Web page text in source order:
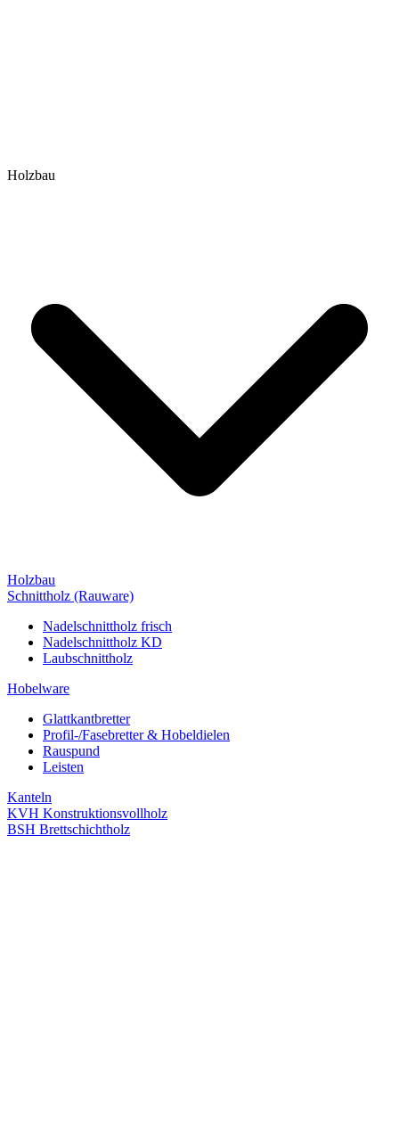
Holzbau
Holzbau
Schnittholz (Rauware)
Nadelschnittholz frisch
Nadelschnittholz KD
Laubschnittholz
Hobelware
Glattkantbretter
Profil-/Fasebretter & Hobeldielen
Rauspund
Leisten
Kanteln
KVH Konstruktionsvollholz
BSH Brettschichtholz